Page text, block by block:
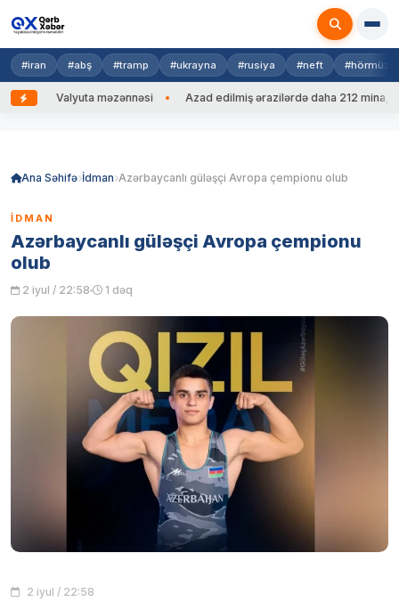
#iran #abş #tramp #ukrayna #rusiya #neft #hörmüz
Valyuta məzənnəsi Azad edilmiş ərazilərdə daha 212 mina, 753
Ana Səhifə İdman Azərbaycanlı güləşçi Avropa çempionu olub
İDMAN
Azərbaycanlı güləşçi Avropa çempionu
olub
2 iyul / 22:58 1 dəq
2 iyul / 22:58